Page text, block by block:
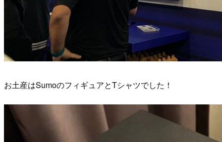
お土産はSumoのフィギュアとTシャツでした！